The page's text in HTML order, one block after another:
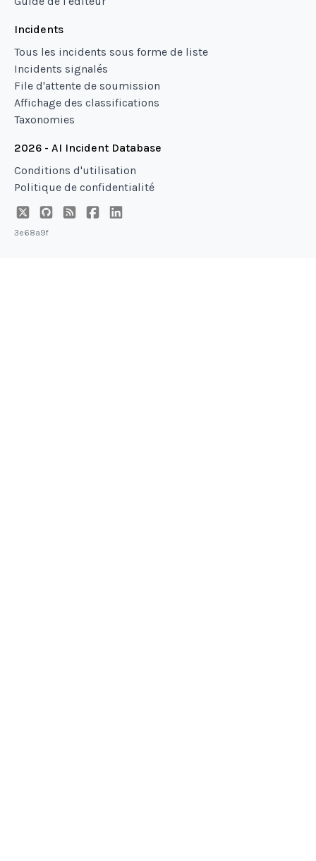
Incidents
Tous les incidents sous forme de liste
Incidents signalés
File d'attente de soumission
Affichage des classifications
Taxonomies
2026 - AI Incident Database
Conditions d'utilisation
Politique de confidentialité
3e68a9f